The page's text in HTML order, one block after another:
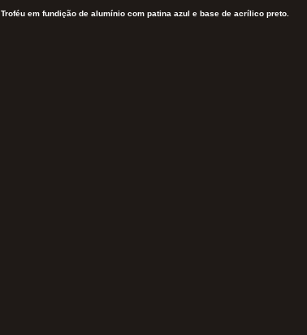
Troféu em fundição de alumínio com patina azul e base de acrílico preto.